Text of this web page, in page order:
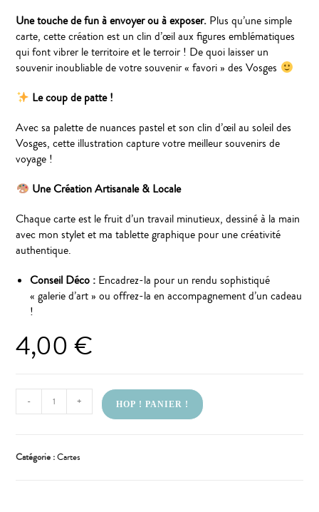
Une touche de fun à envoyer ou à exposer. Plus qu’une simple
carte, cette création est un clin d’œil aux figures emblématiques
qui font vibrer le territoire et le terroir ! De quoi laisser un
souvenir inoubliable de votre souvenir « favori » des Vosges
Le coup de patte !
Avec sa palette de nuances pastel et son clin d’œil au soleil des
Vosges, cette illustration capture votre meilleur souvenirs de
voyage !
Une Création Artisanale & Locale
Chaque carte est le fruit d’un travail minutieux, dessiné à la main
avec mon stylet et ma tablette graphique pour une créativité
authentique.
Conseil Déco : Encadrez-la pour un rendu sophistiqué
« galerie d’art » ou offrez-la en accompagnement d’un cadeau
!
4,00€
- + HOP ! PANIER !
Catégorie :Cartes